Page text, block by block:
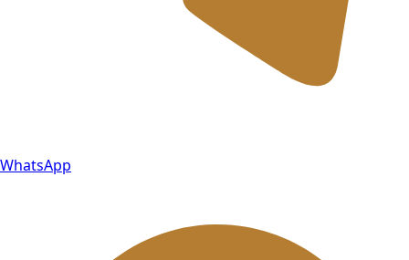
WhatsApp